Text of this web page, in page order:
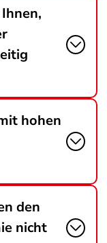
hohen
den
nicht